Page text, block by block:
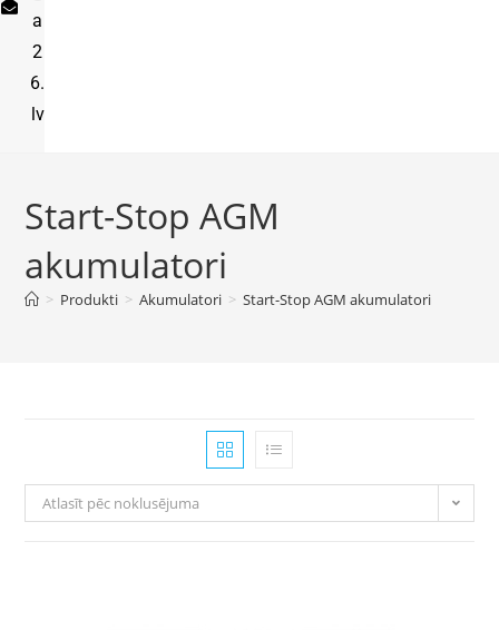
a
2
6.
lv
Start-Stop AGM
akumulatori
> Produkti > Akumulatori > Start-Stop AGM akumulatori
Atlasīt pēc noklusējuma